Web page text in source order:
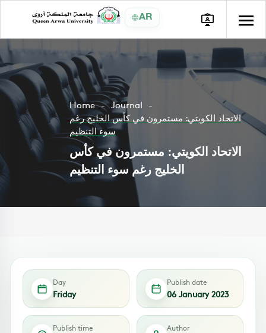
AR
Home
Journal
الاتحاد الكويتي: مستمرون في كأس الخليج رغم
سوء التنظيم
الاتحاد الكويتي: مستمرون في كأس
الخليج رغم سوء التنظيم
Day
Friday
Publish date
06 January 2023
Publish time Author